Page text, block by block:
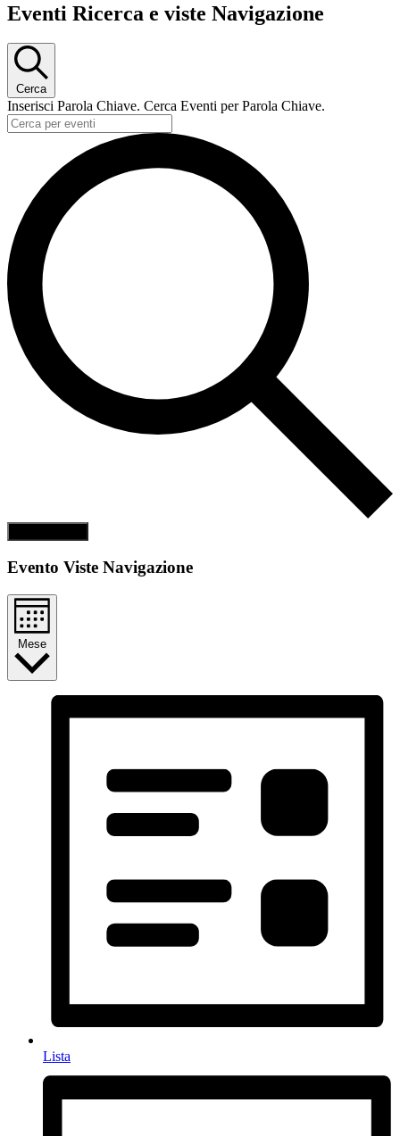
Eventi Ricerca e viste Navigazione
Cerca
Inserisci Parola Chiave. Cerca Eventi per Parola Chiave.
Evento Viste Navigazione
Mese
Lista